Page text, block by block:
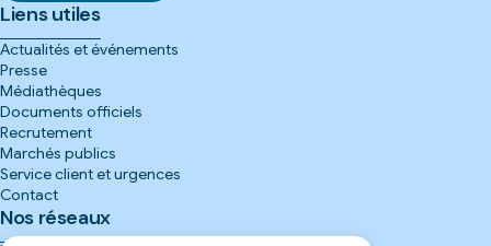
Liens utiles
Actualités et événements
Presse
Médiathèques
Documents officiels
Recrutement
Marchés publics
Service client et urgences
Contact
Nos réseaux